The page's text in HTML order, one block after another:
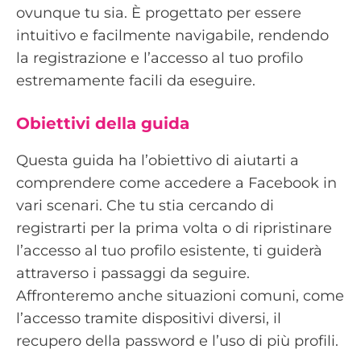
ovunque tu sia. È progettato per essere
intuitivo e facilmente navigabile, rendendo
la registrazione e l’accesso al tuo profilo
estremamente facili da eseguire.
Obiettivi della guida
Questa guida ha l’obiettivo di aiutarti a
comprendere come accedere a Facebook in
vari scenari. Che tu stia cercando di
registrarti per la prima volta o di ripristinare
l’accesso al tuo profilo esistente, ti guiderà
attraverso i passaggi da seguire.
Affronteremo anche situazioni comuni, come
l’accesso tramite dispositivi diversi, il
recupero della password e l’uso di più profili.